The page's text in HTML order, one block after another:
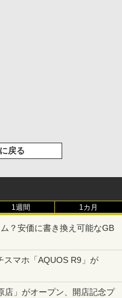
戻る
1週間 1カ月
？安価に書き換え可能なGB
スマホ「AQUOS R9」が
店」がオープン、開店記念プ